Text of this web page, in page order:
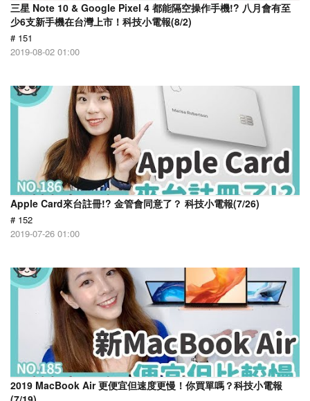
三星 Note 10 & Google Pixel 4 都能隔空操作手機!? 八月會有至
少6支新手機在台灣上市！科技小電報(8/2)
# 151
2019-08-02 01:00
Apple Card來台註冊!? 金管會同意了？ 科技小電報(7/26)
# 152
2019-07-26 01:00
2019 MacBook Air 更便宜但速度更慢！你買單嗎？科技小電報